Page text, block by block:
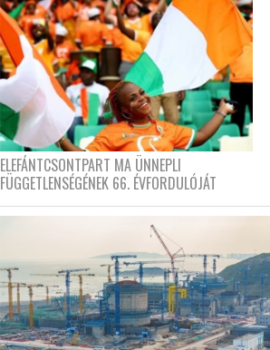
ELEFÁNTCSONTPART MA ÜNNEPLI
FÜGGETLENSÉGÉNEK 66. ÉVFORDULÓJÁT